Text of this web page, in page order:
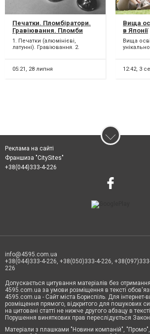
Печатки. Пломбіратори.
Гравіювання. Пломби
свинцеві. Дріт
пломбувальний.
1. Печатки (алюмінієві,
латунні). Гравіювання. 2.
пломбування свинцевими
пломба...
05:21, 28 липня
Вища
в Японії
Вища
освіти
12:42, 3
Реклама на сайті
Франшиза "CitySites"
+38(044)333-4-226
info@4595.com.ua
+38(044)333-4-226, +38(050)333-4-226,
226
Допускається цитування матеріалів без
4595.com.ua за умови розміщення в тексті
4595.com.ua - Сайт міста Бориспіль. Для
розміщення прямого, відкритого для пошукових
на цитовані статті не нижче другого абзацу в
Порушення виняткових прав переслідується
Матеріали з плашками "Новини компаній",